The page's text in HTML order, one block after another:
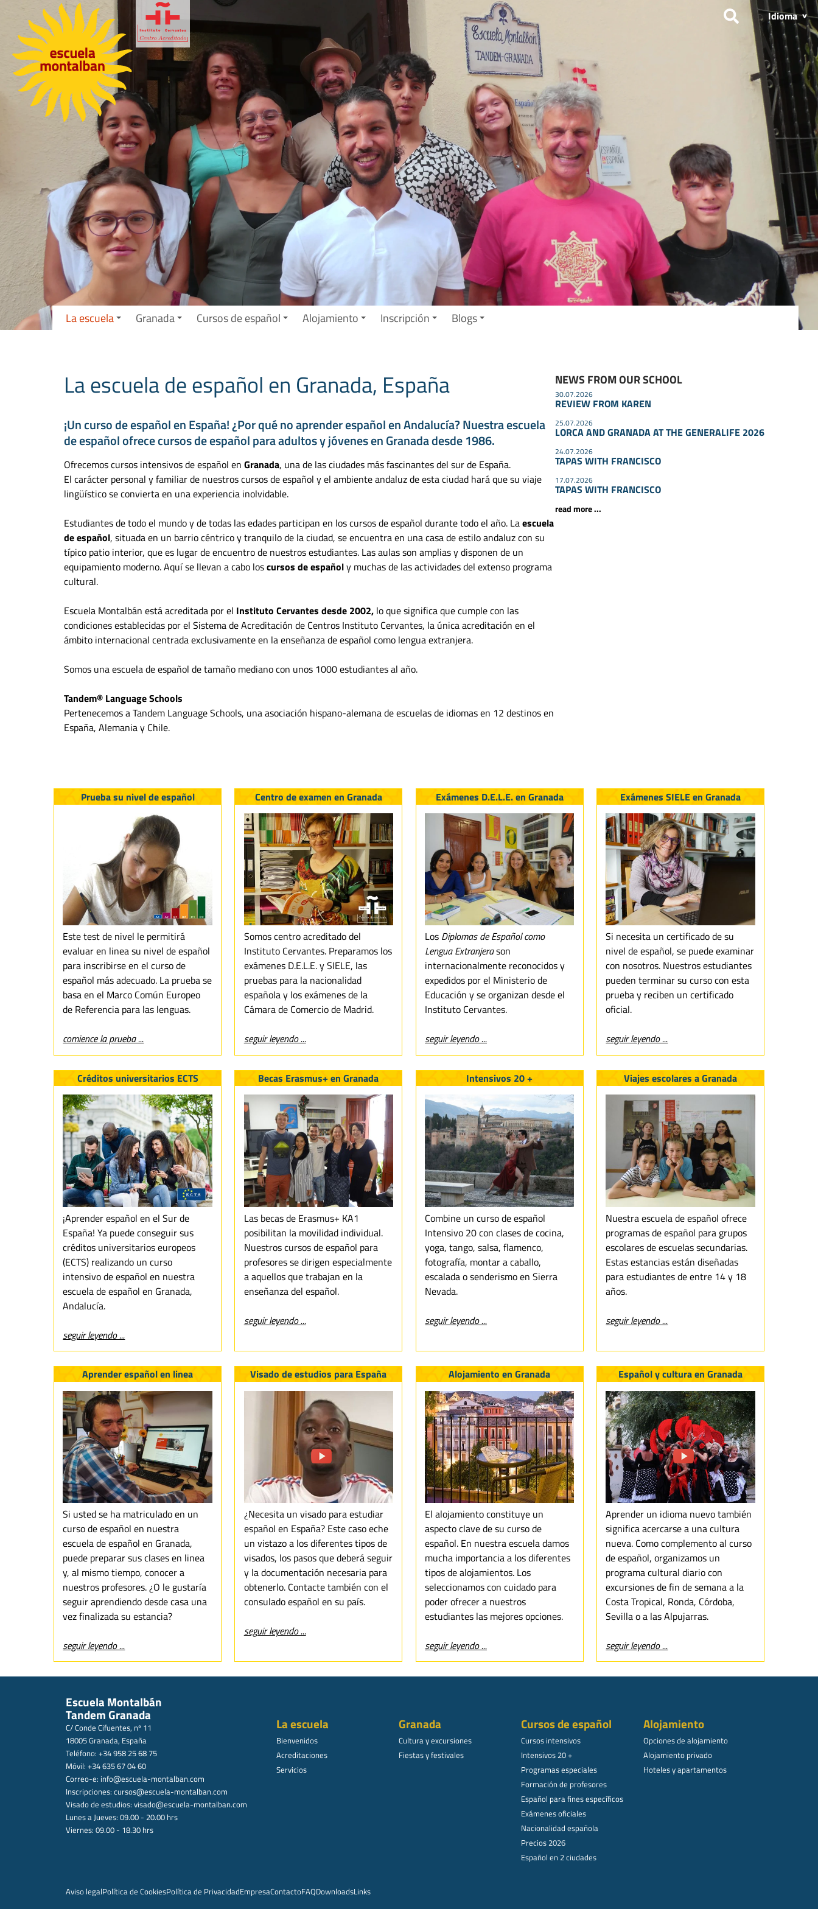
Idioma
La escuela Granada Cursos de español Alojamiento Inscripción Blogs
La escuela de español en Granada, España
¡Un curso de español en España! ¿Por qué no aprender español en Andalucía? Nuestra escuela
de español ofrece cursos de español para adultos y jóvenes en Granada desde 1986.
Ofrecemos cursos intensivos de español enGranada, una de las ciudades más fascinantes del sur de España.
El carácter personal y familiar de nuestros cursos de español y el ambiente andaluz de esta ciudad hará que su viaje
lingüístico se convierta en una experiencia inolvidable.
Estudiantes de todo el mundo y de todas las edades participan en los cursos de español durante todo el año. Laescuela
de español, situada en un barrio céntrico y tranquilo de la ciudad, se encuentra en una casa de estilo andaluz con su
típico patio interior, que es lugar de encuentro de nuestros estudiantes. Las aulas son amplias y disponen de un
equipamiento moderno. Aquí se llevan a cabo loscursos de españoly muchas de las actividades del extenso programa
cultural.
Escuela Montalbán está acreditada por el Instituto Cervantes desde 2002, lo que significa que cumple con las
condiciones establecidas por el Sistema de Acreditación de Centros Instituto Cervantes, la única acreditación en el
ámbito internacional centrada exclusivamente en la enseñanza de español como lengua extranjera.
Somos una escuela de español de tamaño mediano con unos 1000 estudiantes al año.
Tandem® Language Schools
Pertenecemos a Tandem Language Schools, una asociación hispano-alemana de escuelas de idiomas en 12 destinos en
España, Alemania y Chile.
NEWS FROM OUR SCHOOL
30.07.2026
REVIEW FROM KAREN
25.07.2026
LORCA AND GRANADA AT THE GENERALIFE 2026
24.07.2026
TAPAS WITH FRANCISCO
17.07.2026
TAPAS WITH FRANCISCO
read more ...
Prueba su nivel de español
Este test de nivel le permitirá
evaluar en linea su nivel de español
para inscribirse en el curso de
español más adecuado. La prueba se
basa en el Marco Común Europeo
de Referencia para las lenguas.
comience la prueba ...
Centro de examen en Granada
Somos centro acreditado del
Instituto Cervantes. Preparamos los
exámenes D.E.L.E. y SIELE, las
pruebas para la nacionalidad
española y los exámenes de la
Cámara de Comercio de Madrid.
seguir leyendo ...
Exámenes D.E.L.E. en Granada
Los Diplomas de Español como
Lengua Extranjerason
internacionalmente reconocidos y
expedidos por el Ministerio de
Educación y se organizan desde el
Instituto Cervantes.
seguir leyendo ...
Exámenes SIELE en Granada
Si necesita un certificado de su
nivel de español, se puede examinar
con nosotros. Nuestros estudiantes
pueden terminar su curso con esta
prueba y reciben un certificado
oficial.
seguir leyendo ...
Créditos universitarios ECTS
¡Aprender español en el Sur de
España! Ya puede conseguir sus
créditos universitarios europeos
(ECTS) realizando un curso
intensivo de español en nuestra
escuela de español en Granada,
Andalucía.
seguir leyendo ...
Becas Erasmus+ en Granada
Las becas de Erasmus+ KA1
posibilitan la movilidad individual.
Nuestros cursos de español para
profesores se dirigen especialmente
a aquellos que trabajan en la
enseñanza del español.
seguir leyendo ...
Intensivos 20 +
Combine un curso de español
Intensivo 20 con clases de cocina,
yoga, tango, salsa, flamenco,
fotografía, montar a caballo,
escalada o senderismo en Sierra
Nevada.
seguir leyendo ...
Viajes escolares a Granada
Nuestra escuela de español ofrece
programas de español para grupos
escolares de escuelas secundarias.
Estas estancias están diseñadas
para estudiantes de entre 14 y 18
años.
seguir leyendo ...
Aprender español en linea
Si usted se ha matriculado en un
curso de español en nuestra
escuela de español en Granada,
puede preparar sus clases en linea
y, al mismo tiempo, conocer a
nuestros profesores. ¿O le gustaría
seguir aprendiendo desde casa una
vez finalizada su estancia?
seguir leyendo ...
Visado de estudios para España
¿Necesita un visado para estudiar
español en España? Este caso eche
un vistazo a los diferentes tipos de
visados, los pasos que deberá seguir
y la documentación necesaria para
obtenerlo. Contacte también con el
consulado español en su país.
seguir leyendo ...
Alojamiento en Granada
El alojamiento constituye un
aspecto clave de su curso de
español. En nuestra escuela damos
mucha importancia a los diferentes
tipos de alojamientos. Los
seleccionamos con cuidado para
poder ofrecer a nuestros
estudiantes las mejores opciones.
seguir leyendo ...
Español y cultura en Granada
Aprender un idioma nuevo también
significa acercarse a una cultura
nueva. Como complemento al curso
de español, organizamos un
programa cultural diario con
excursiones de fin de semana a la
Costa Tropical, Ronda, Córdoba,
Sevilla o a las Alpujarras.
seguir leyendo ...
Escuela Montalbán
Tandem Granada
C/ Conde Cifuentes, nº 11
18005 Granada, España
Teléfono: +34 958 25 68 75
Móvil: +34 635 67 04 60
Correo-e: info@escuela-montalban.com
Inscripciones: cursos@escuela-montalban.com
Visado de estudios: visado@escuela-montalban.com
Lunes a Jueves: 09.00 - 20.00 hrs
Viernes: 09.00 - 18.30 hrs
La escuela
Bienvenidos
Acreditaciones
Servicios
Granada
Cultura y excursiones
Fiestas y festivales
Cursos de español
Cursos intensivos
Intensivos 20 +
Programas especiales
Formación de profesores
Español para fines específicos
Exámenes oficiales
Nacionalidad española
Precios 2026
Español en 2 ciudades
Alojamiento
Opciones de alojamiento
Alojamiento privado
Hoteles y apartamentos
Aviso legalPolítica de CookiesPolítica de PrivacidadEmpresaContactoFAQDownloadsLinks